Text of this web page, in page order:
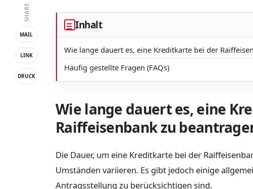
SHARE
MAIL
LINK
DRUCK
Inhalt
Wie lange dauert es, eine Kreditkarte bei der
Häufig gestellte Fragen (FAQs)
Wie lange dauert es, eine
Raiffeisenbank zu
Die Dauer, um eine Kreditkarte bei der
Umständen variieren. Es gibt jedoch einige
Antragsstellung zu berücksichtigen sind.